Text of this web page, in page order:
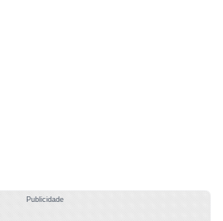
Publicidade